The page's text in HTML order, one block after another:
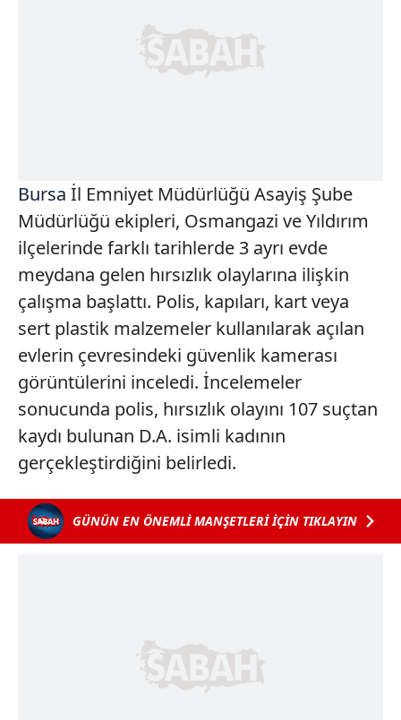
Bursa İl Emniyet Müdürlüğü Asayiş Şube
Müdürlüğü ekipleri, Osmangazi ve Yıldırım
ilçelerinde farklı tarihlerde 3 ayrı evde
meydana gelen hırsızlık olaylarına ilişkin
çalışma başlattı. Polis, kapıları, kart veya
sert plastik malzemeler kullanılarak açılan
evlerin çevresindeki güvenlik kamerası
görüntülerini inceledi. İncelemeler
sonucunda polis, hırsızlık olayını 107 suçtan
kaydı bulunan D.A. isimli kadının
gerçekleştirdiğini belirledi.
GÜNÜN EN ÖNEMLİ MANŞETLERİ İÇİN TIKLAYIN